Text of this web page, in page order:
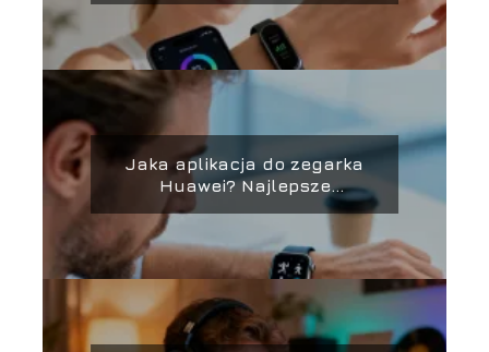
Jaka aplikacja do zegarka
Huawei? Najlepsze
rozwiązania